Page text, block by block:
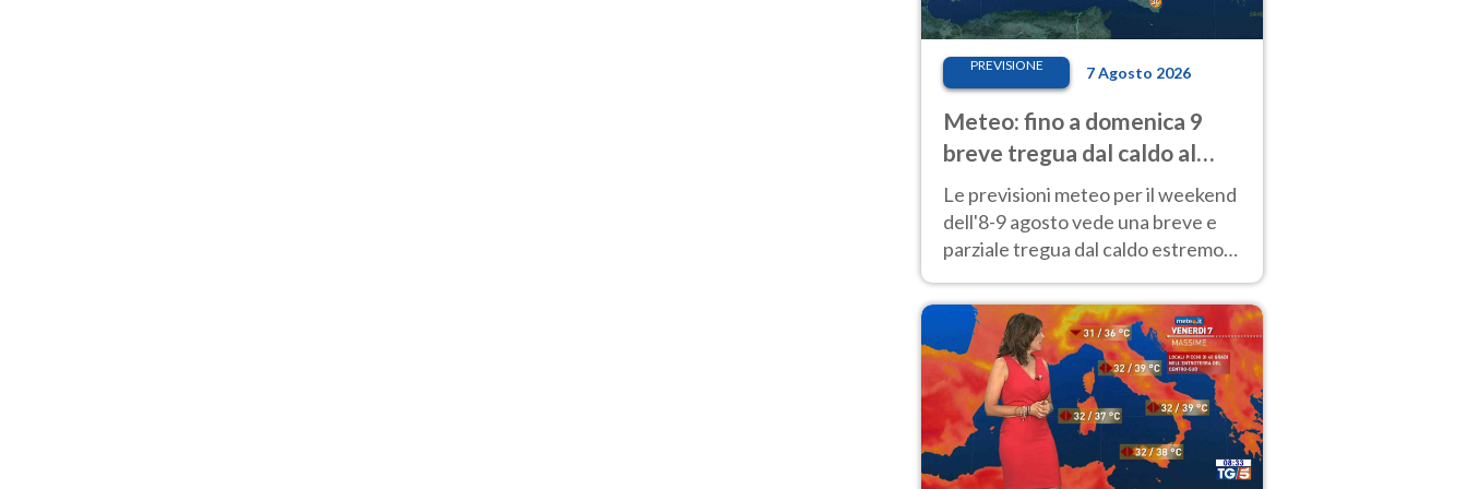
PREVISIONE 7 Agosto 2026
Meteo: fino a domenica 9
breve tregua dal caldo al
Nord! Altrove calura e afa
Le previsioni meteo per il weekend
dell'8-9 agosto vede una breve e
parziale tregua dal caldo estremo
40 gradi.